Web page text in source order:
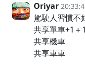
Oriyar
駕駛人習慣不
共享單車+1＋
共享機車
共享車車